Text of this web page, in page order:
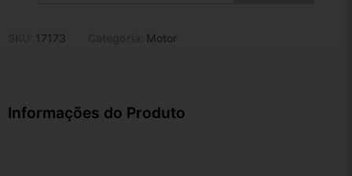
17173 Motor
Informações do Produto